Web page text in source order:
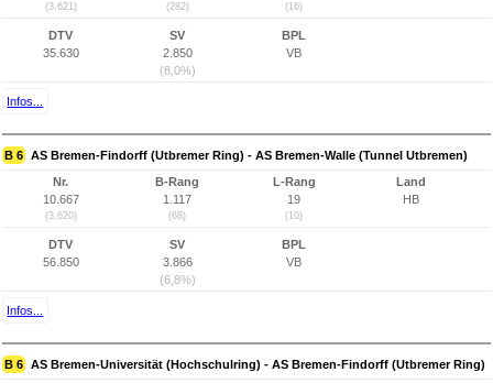
(3.621) (282) (16)
DTV
35.630
SV
2.850
(8,0%)
BPL
VB
Infos...
B 6 AS Bremen-Findorff (Utbremer Ring) - AS Bremen-Walle (Tunnel Utbremen)
Nr.
10.667
(3.620)
B-Rang
1.117
(68)
L-Rang
19
(10)
Land
HB
DTV
56.850
SV
3.866
(6,8%)
BPL
VB
Infos...
B 6 AS Bremen-Universität (Hochschulring) - AS Bremen-Findorff (Utbremer Ring)